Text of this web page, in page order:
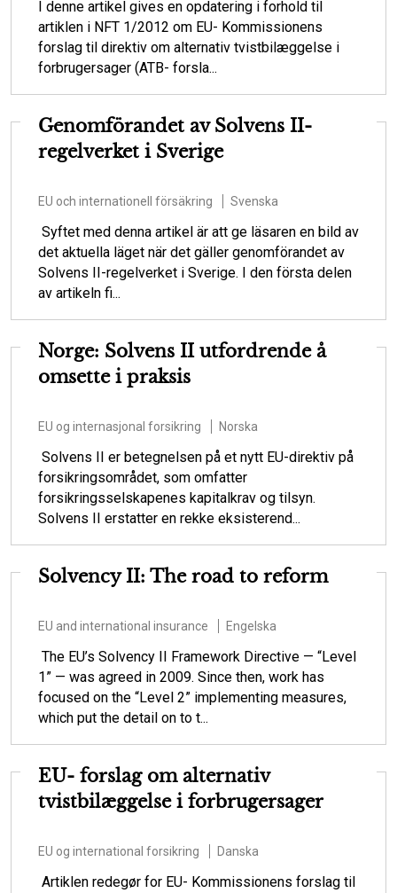
I denne artikel gives en opdatering i forhold til
artiklen i NFT 1/2012 om EU- Kommissionens
forslag til direktiv om alternativ tvistbilæggelse i
forbrugersager (ATB- forsla...
Genomförandet av Solvens II-
regelverket i Sverige
EU och internationell försäkring Svenska
Syftet med denna artikel är att ge läsaren en bild av
det aktuella läget när det gäller genomförandet av
Solvens II-regelverket i Sverige. I den första delen
av artikeln fi...
Norge: Solvens II utfordrende å
omsette i praksis
EU og internasjonal forsikring Norska
Solvens II er betegnelsen på et nytt EU-direktiv på
forsikringsområdet, som omfatter
forsikringsselskapenes kapitalkrav og tilsyn.
Solvens II erstatter en rekke eksisterend...
Solvency II: The road to reform
EU and international insurance Engelska
The EU’s Solvency II Framework Directive — “Level
1” — was agreed in 2009. Since then, work has
focused on the “Level 2” implementing measures,
which put the detail on to t...
EU- forslag om alternativ
tvistbilæggelse i forbrugersager
EU og international forsikring Danska
Artiklen redegør for EU- Kommissionens forslag til